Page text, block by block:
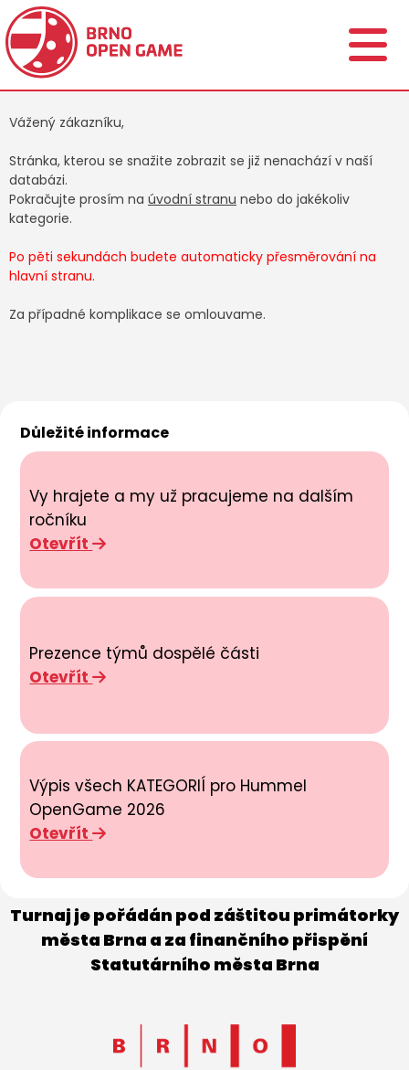
Vážený zákazníku,
Stránka, kterou se snažite zobrazit se již nenachází v naší
databázi.
Pokračujte prosím na úvodní stranu nebo do jakékoliv
kategorie.
Po pěti sekundách budete automaticky přesměrování na
hlavní stranu.
Za případné komplikace se omlouvame.
Důležité informace
Vy hrajete a my už pracujeme na dalším
ročníku
Otevřít
Prezence týmů dospělé části
Otevřít
Výpis všech KATEGORIÍ pro Hummel
OpenGame 2026
Otevřít
Turnaj je pořádán pod záštitou primátorky
města Brna a za finančního přispění
Statutárního města Brna